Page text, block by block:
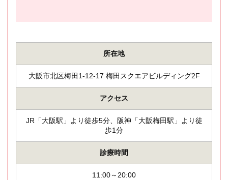
所在地
大阪市北区梅田1-12-17 梅田スクエアビルディング2F
アクセス
JR「大阪駅」より徒歩5分、阪神「大阪梅田駅」より徒
歩1分
診療時間
11:00～20:00